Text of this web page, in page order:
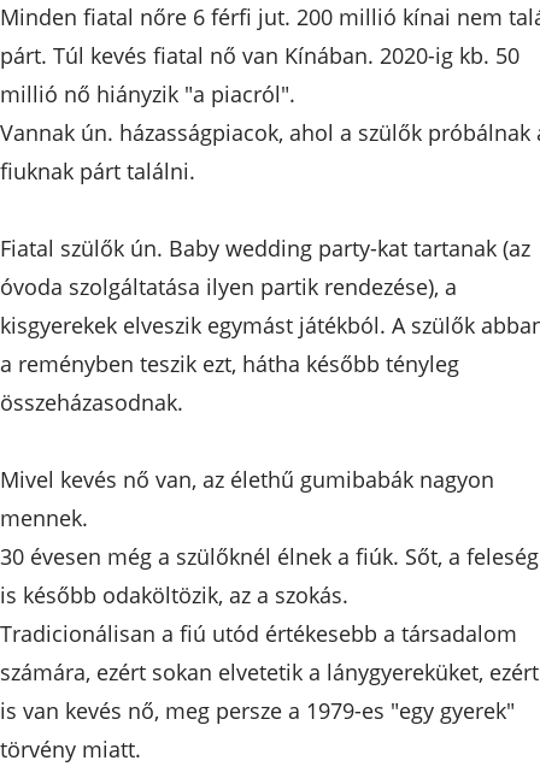
Minden fiatal nőre 6 férfi jut. 200 millió kínai nem
párt. Túl kevés fiatal nő van Kínában. 2020-ig kb. 50
millió nő hiányzik "a piacról".
Vannak ún. házasságpiacok, ahol a szülők próbálnak
fiuknak párt találni.
Fiatal szülők ún. Baby wedding party-kat tartanak (az
óvoda szolgáltatása ilyen partik rendezése), a
kisgyerekek elveszik egymást játékból. A szülők
a reményben teszik ezt, hátha később tényleg
összeházasodnak.
Mivel kevés nő van, az élethű gumibabák nagyon
mennek.
30 évesen még a szülőknél élnek a fiúk. Sőt, a
is később odaköltözik, az a szokás.
Tradicionálisan a fiú utód értékesebb a társadalom
számára, ezért sokan elvetetik a lánygyereküket, ezért
is van kevés nő, meg persze a 1979-es "egy gyerek"
törvény miatt.